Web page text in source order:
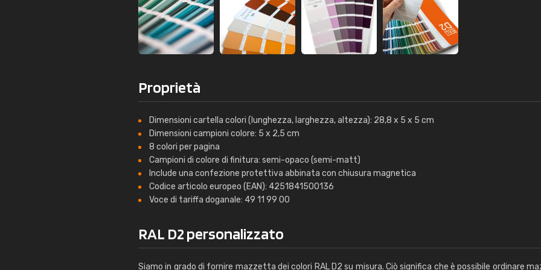
Proprietà
Dimensioni cartella colori (lunghezza, larghezza, altezza): 28,8 x 5 x 5 cm
Dimensioni campioni colore: 5 x 2,5 cm
8 colori per pagina
Campioni di colore di finitura: semi-opaco (semi-matt)
Include una confezione protettiva abbinata con chiusura magnetica
Codice articolo europeo (EAN): 4251841500136
Voce di tariffa doganale: 49 11 99 00
RAL D2 personalizzato
Siamo in grado di fornire mazzetta dei colori RAL D2 su misura. Ciò significa che è possibile ordinare